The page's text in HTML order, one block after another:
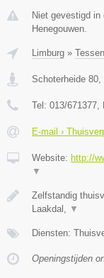
Niet gevestigd
Henegouwen.
Limburg »
Schoterheide 80
Tel: 013/671377
E-mail ›
Website: http://
▼
Zelfstandig
Laakdal,
▼
Diensten:
Openingstijden